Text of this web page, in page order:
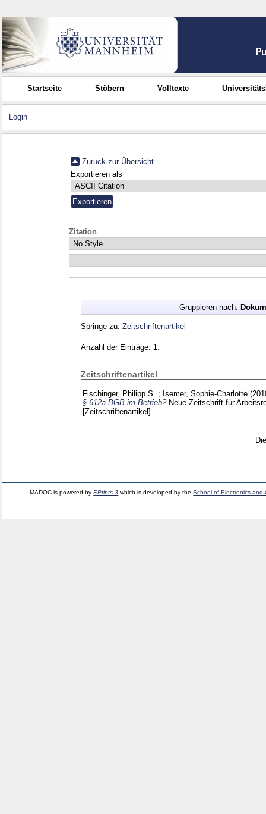
Startseite Stöbern Volltexte
Login
Zurück zur Übersicht
Exportieren als
Zitation
Gruppieren nach:
Springe zu: Zeitschriftenartikel
Anzahl der Einträge: 1
Zeitschriftenartikel
Fischinger, Philipp S. ; Isemer, Sophie-Charlotte
§ 612a BGB im Betrieb? Neue Zeitschrift für
[Zeitschriftenartikel]
MADOC is powered byEPrints 3 which is developed by theSchool of Electronics and